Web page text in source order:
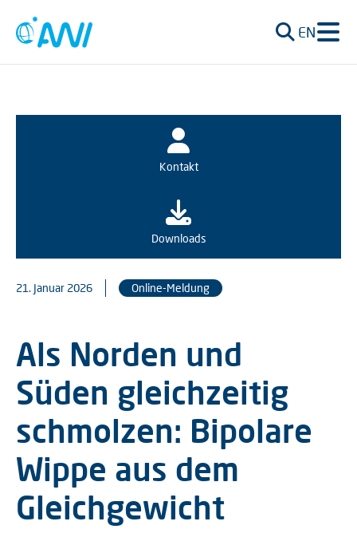
EN
Kontakt
Downloads
21. Januar 2026 Online-Meldung
Als Norden und
Süden gleichzeitig
schmolzen: Bipolare
Wippe aus dem
Gleichgewicht